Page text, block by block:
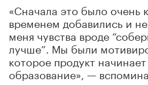
«Сначала это было очень
временем добавились и
меня чувства вроде
лучше”. Мы были
которое продукт
образование», —